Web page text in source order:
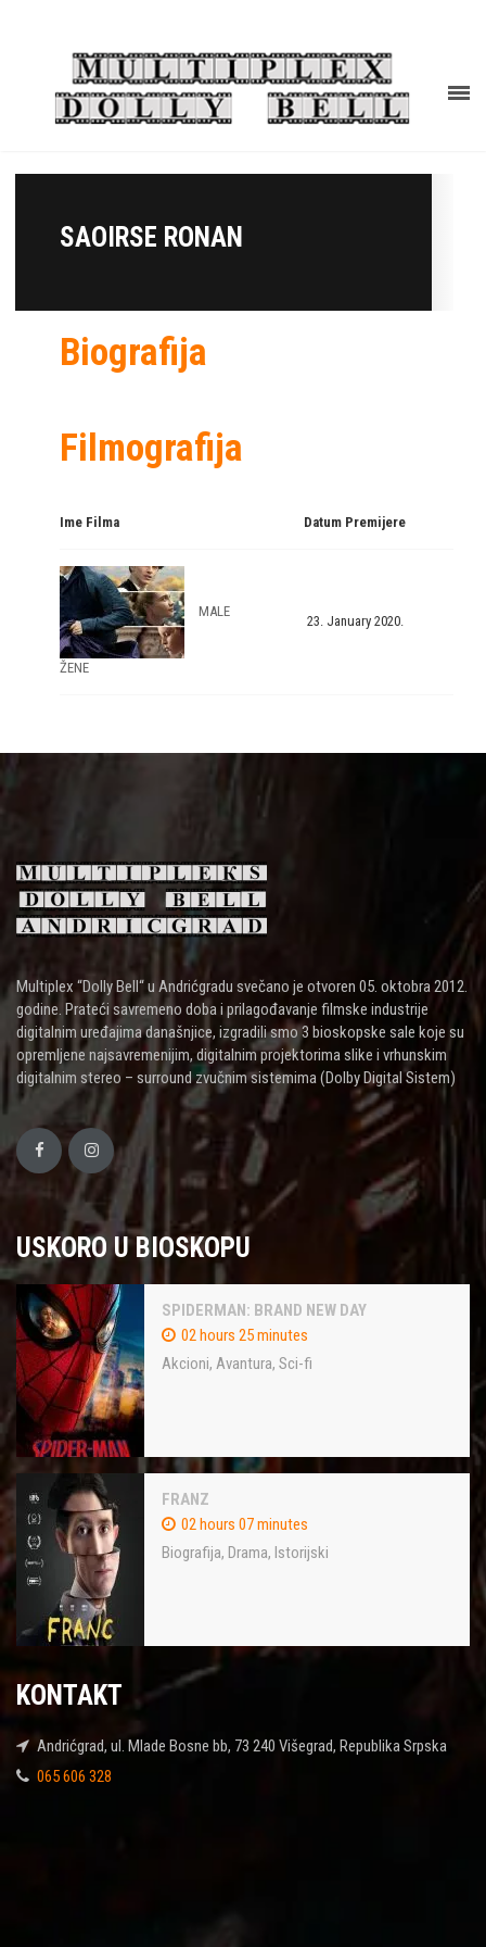
SAOIRSE RONAN
Biografija
Filmografija
Ime Filma Datum Premijere
MALE
ŽENE
23. January 2020.
Multiplex “Dolly Bell“ u Andrićgradu svečano je otvoren 05. oktobra 2012.
godine. Prateći savremeno doba i prilagođavanje filmske industrije
digitalnim uređajima današnjice, izgradili smo 3 bioskopske sale koje su
opremljene najsavremenijim, digitalnim projektorima slike i vrhunskim
digitalnim stereo – surround zvučnim sistemima (Dolby Digital Sistem)
USKORO U BIOSKOPU
SPIDERMAN: BRAND NEW DAY
02 hours 25 minutes
Akcioni, Avantura, Sci-fi
FRANZ
02 hours 07 minutes
Biografija, Drama, Istorijski
KONTAKT
Andrićgrad, ul. Mlade Bosne bb, 73 240 Višegrad, Republika Srpska
065 606 328